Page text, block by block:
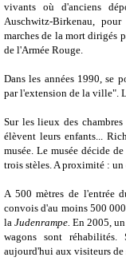
vivants où d'anciens
Auschwitz-Birkenau,
marches de la mort dirigés
de l'Armée Rouge.
Dans les années 1990, se
par l'extension de la ville".
Sur les lieux des
élèvent leurs enfants...
musée. Le musée décide
trois stèles. A proximité :
A 500 mètres de l'entrée
convois d'au moins 500
la Judenrampe. En 2005,
wagons sont
aujourd'hui aux visiteurs de